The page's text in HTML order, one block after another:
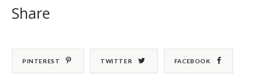
Share
PINTEREST TWITTER FACEBOOK